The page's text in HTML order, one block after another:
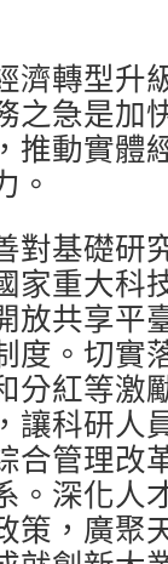
濟轉型升
之急是加
推動實體
。
對基礎研
家重大科
放共享平
度。切實
分紅等激
讓科研人
合管理改
。深化人
策，廣聚